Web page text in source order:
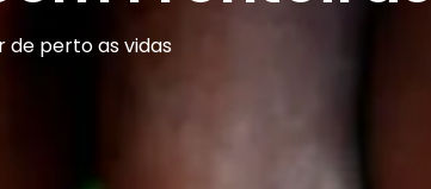
de perto as vidas